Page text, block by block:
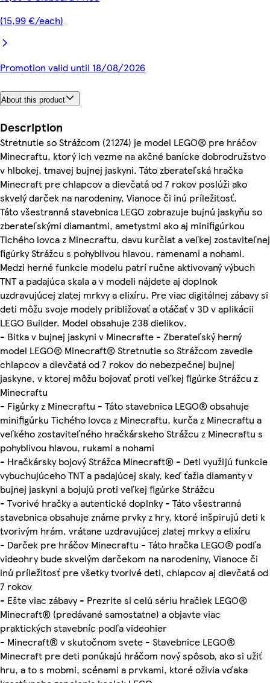
(15,99 €/each)
Promotion valid until 18/08/2026
About this product
Description
Stretnutie so Strážcom (21274) je model LEGO® pre hráčov
Minecraftu, ktorý ich vezme na akčné banícke dobrodružstvo
v hlbokej, tmavej bujnej jaskyni. Táto zberateľská hračka
Minecraft pre chlapcov a dievčatá od 7 rokov poslúži ako
skvelý darček na narodeniny, Vianoce či inú príležitosť.
Táto všestranná stavebnica LEGO zobrazuje bujnú jaskyňu so
zberateľskými diamantmi, ametystmi ako aj minifigúrkou
Tichého lovca z Minecraftu, davu kurčiat a veľkej zostaviteľnej
figúrky Strážcu s pohyblivou hlavou, ramenami a nohami.
Medzi herné funkcie modelu patrí ručne aktivovaný výbuch
TNT a padajúca skala a v modeli nájdete aj doplnok
uzdravujúcej zlatej mrkvy a elixíru. Pre viac digitálnej zábavy si
deti môžu svoje modely približovať a otáčať v 3D v aplikácii
LEGO Builder. Model obsahuje 238 dielikov.
- Bitka v bujnej jaskyni v Minecrafte - Zberateľský herný
model LEGO® Minecraft® Stretnutie so Strážcom zavedie
chlapcov a dievčatá od 7 rokov do nebezpečnej bujnej
jaskyne, v ktorej môžu bojovať proti veľkej figúrke Strážcu z
Minecraftu
- Figúrky z Minecraftu - Táto stavebnica LEGO® obsahuje
minifigúrku Tichého lovca z Minecraftu, kurča z Minecraftu a
veľkého zostaviteľného hračkárskeho Strážcu z Minecraftu s
pohyblivou hlavou, rukami a nohami
- Hračkársky bojový Strážca Minecraft® - Deti využijú funkcie
vybuchujúceho TNT a padajúcej skaly, keď ťažia diamanty v
bujnej jaskyni a bojujú proti veľkej figúrke Strážcu
- Tvorivé hračky a autentické doplnky - Táto všestranná
stavebnica obsahuje známe prvky z hry, ktoré inšpirujú deti k
tvorivým hrám, vrátane uzdravujúcej zlatej mrkvy a elixíru
- Darček pre hráčov Minecraftu - Táto hračka LEGO® podľa
videohry bude skvelým darčekom na narodeniny, Vianoce či
inú príležitosť pre všetky tvorivé deti, chlapcov aj dievčatá od
7 rokov
- Ešte viac zábavy - Prezrite si celú sériu hračiek LEGO®
Minecraft® (predávané samostatne) a objavte viac
praktických stavebníc podľa videohier
- Minecraft® v skutočnom svete - Stavebnice LEGO®
Minecraft pre deti ponúkajú hráčom nový spôsob, ako si užiť
hru, a to s mobmi, scénami a prvkami, ktoré oživia vďaka